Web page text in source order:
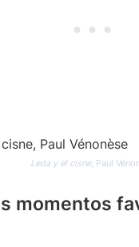
Leda y el cisne, Paul
momentos